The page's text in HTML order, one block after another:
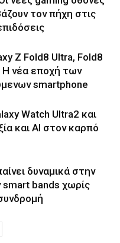
τον πήχη στις
Z Fold8 Ultra, Fold8
Η νέα εποχή των
smartphone
Watch Ultra2 και
και AI στον καρπό
δυναμικά στην
bands χωρίς